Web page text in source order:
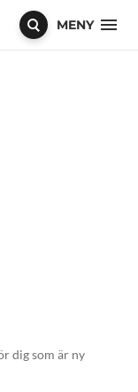
MENY
dig som är ny